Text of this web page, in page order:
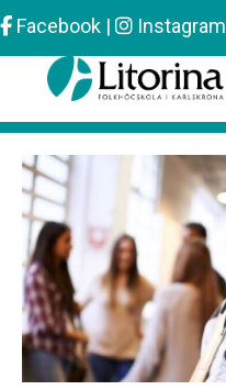
Facebook | Instagram